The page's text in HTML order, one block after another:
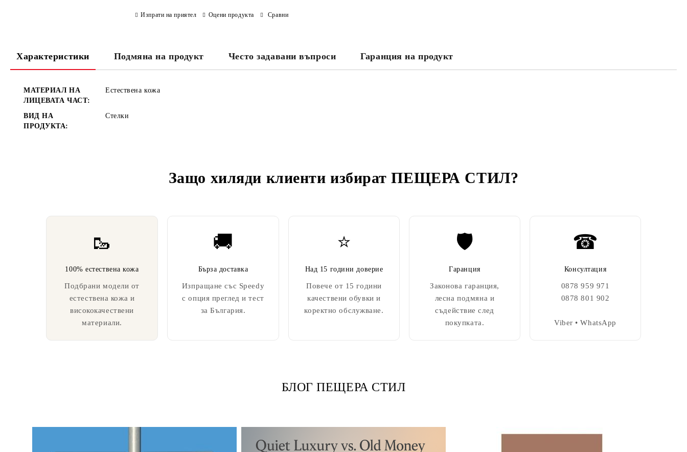
Изпрати на приятел Оцени продукта Сравни
Характеристики Подмяна на продукт Често задавани въпроси Гаранция на продукт
МАТЕРИАЛ НА
ЛИЦЕВАТА ЧАСТ:
Естествена кожа
ВИД НА
ПРОДУКТА:
Стелки
Защо хиляди клиенти избиратПЕЩЕРА СТИЛ?
🥾
100% естествена кожа
Подбрани модели от
естествена кожа и
висококачествени
материали.
🚚
Бърза доставка
Изпращане със Speedy
с опция преглед и тест
за България.
⭐
Над 15 години доверие
Повече от 15 години
качествени обувки и
коректно обслужване.
🛡️
Гаранция
Законова гаранция,
лесна подмяна и
съдействие след
покупката.
☎
Консултация
0878 959 971
0878 801 902
Viber • WhatsApp
БЛОГ ПЕЩЕРА СТИЛ